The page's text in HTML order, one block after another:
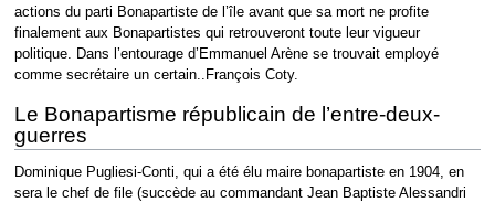
actions du parti Bonapartiste de l’île avant que sa mort ne profite
finalement aux Bonapartistes qui retrouveront toute leur vigueur
politique. Dans l’entourage d’Emmanuel Arène se trouvait employé
comme secrétaire un certain..François Coty.
Le Bonapartisme républicain de l’entre-deux-
guerres
Dominique Pugliesi-Conti, qui a été élu maire bonapartiste en 1904, en
sera le chef de file (succède au commandant Jean Baptiste Alessandri